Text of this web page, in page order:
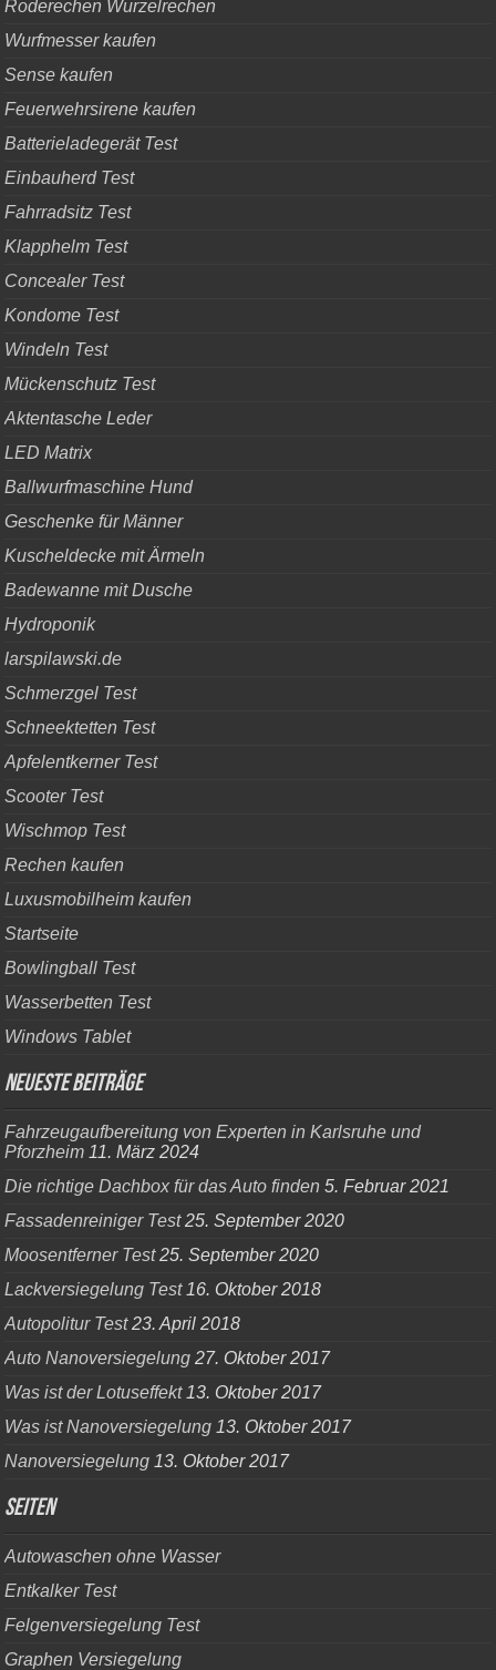
Roderechen Wurzelrechen
Wurfmesser kaufen
Sense kaufen
Feuerwehrsirene kaufen
Batterieladegerät Test
Einbauherd Test
Fahrradsitz Test
Klapphelm Test
Concealer Test
Kondome Test
Windeln Test
Mückenschutz Test
Aktentasche Leder
LED Matrix
Ballwurfmaschine Hund
Geschenke für Männer
Kuscheldecke mit Ärmeln
Badewanne mit Dusche
Hydroponik
larspilawski.de
Schmerzgel Test
Schneektetten Test
Apfelentkerner Test
Scooter Test
Wischmop Test
Rechen kaufen
Luxusmobilheim kaufen
Startseite
Bowlingball Test
Wasserbetten Test
Windows Tablet
Neueste Beiträge
Fahrzeugaufbereitung von Experten in Karlsruhe und
Pforzheim 11. März 2024
Die richtige Dachbox für das Auto finden 5. Februar 2021
Fassadenreiniger Test 25. September 2020
Moosentferner Test 25. September 2020
Lackversiegelung Test 16. Oktober 2018
Autopolitur Test 23. April 2018
Auto Nanoversiegelung 27. Oktober 2017
Was ist der Lotuseffekt 13. Oktober 2017
Was ist Nanoversiegelung 13. Oktober 2017
Nanoversiegelung 13. Oktober 2017
Seiten
Autowaschen ohne Wasser
Entkalker Test
Felgenversiegelung Test
Graphen Versiegelung